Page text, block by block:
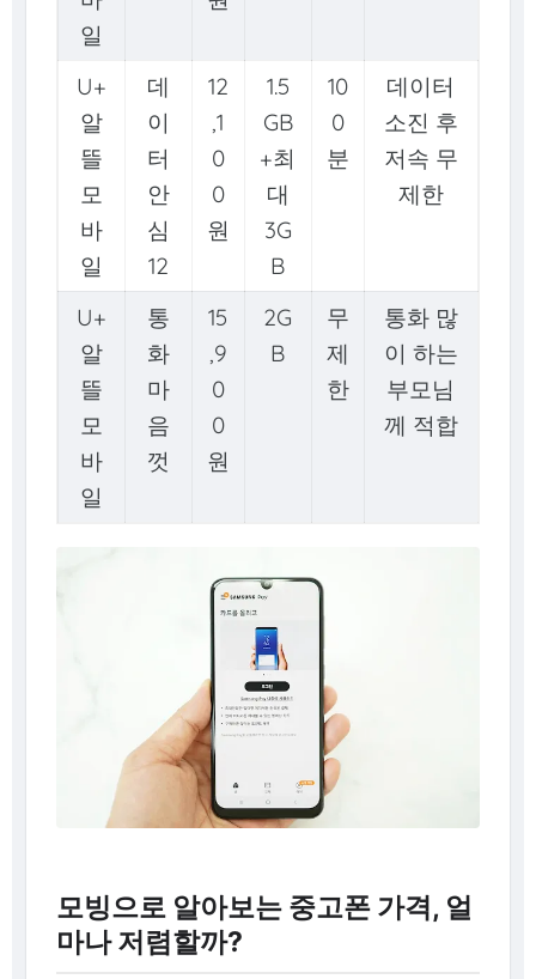
일
U+
알
뜰
모
바
일
데
이
터
안
심
12
12
,1
0
0
원
1.5
GB
+최
대
3G
B
10
0
분
데이터
소진 후
저속 무
제한
U+
알
뜰
모
바
일
통
화
마
음
껏
15
,9
0
0
원
2G
B
무
제
한
통화 많
이 하는
부모님
께 적합
모빙으로 알아보는 중고폰 가격, 얼
마나 저렴할까?